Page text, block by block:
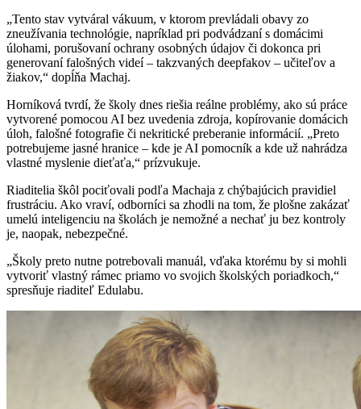
„Tento stav vytváral vákuum, v ktorom prevládali obavy zo
zneužívania technológie, napríklad pri podvádzaní s domácimi
úlohami, porušovaní ochrany osobných údajov či dokonca pri
generovaní falošných videí – takzvaných deepfakov – učiteľov a
žiakov,“ dopĺňa Machaj.
Horníková tvrdí, že školy dnes riešia reálne problémy, ako sú práce
vytvorené pomocou AI bez uvedenia zdroja, kopírovanie domácich
úloh, falošné fotografie či nekritické preberanie informácií. „Preto
potrebujeme jasné hranice – kde je AI pomocník a kde už nahrádza
vlastné myslenie dieťaťa,“ prízvukuje.
Riaditelia škôl pociťovali podľa Machaja z chýbajúcich pravidiel
frustráciu. Ako vraví, odborníci sa zhodli na tom, že plošne zakázať
umelú inteligenciu na školách je nemožné a nechať ju bez kontroly
je, naopak, nebezpečné.
„Školy preto nutne potrebovali manuál, vďaka ktorému by si mohli
vytvoriť vlastný rámec priamo vo svojich školských poriadkoch,“
spresňuje riaditeľ Edulabu.